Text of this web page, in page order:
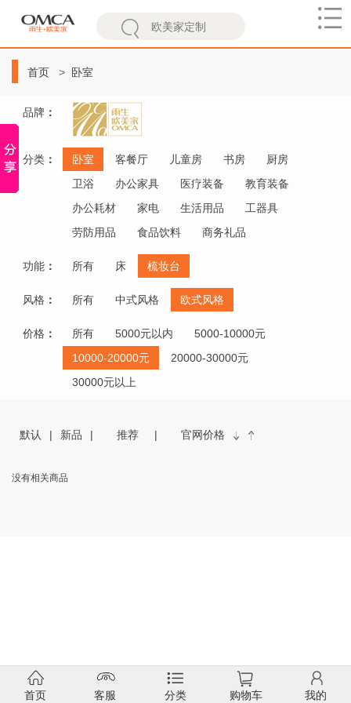
欧
首页 卧室
品牌 ：
分类 ： 卧室 客餐厅 儿童房 书房
厨房
卫浴
办公家具 医疗装备
教育装备
办公耗材
家电 生活用品
工器具
劳防用品
食品饮料 商务礼品
功能 ： 所有 床 梳妆台
风格 ： 所有 中式风格 欧式风格
价格 ： 所有 5000元以内
5000-10000元
10000-20000元
20000-30000元
30000元以上
默认 新品 推荐 官网价格
没有相关商品
首页 客服 分类 购物车 我的